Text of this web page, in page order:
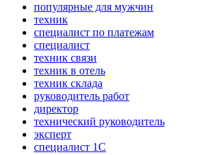
популярные для мужчин
техник
специалист по платежам
специалист
техник связи
техник в отель
техник склада
руководитель работ
директор
технический руководитель
эксперт
специалист 1С